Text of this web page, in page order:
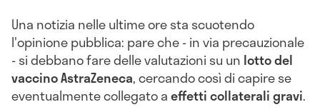
Una notizia nelle ultime ore sta scuotendo
l'opinione pubblica: pare che - in via precauzionale
- si debbano fare delle valutazioni su un lottodel
vaccino AstraZeneca, cercando così di capire se
eventualmente collegato aeffetti collaterali gravi.